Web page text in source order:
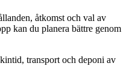
åtkomst och val av
kan du planera bättre genom
transport och deponi av